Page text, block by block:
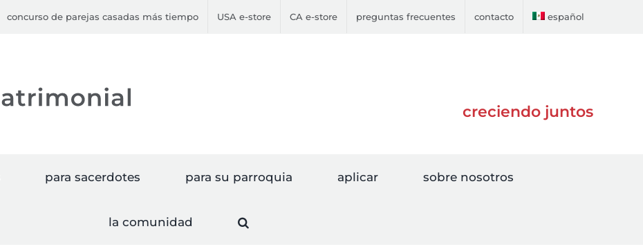
concurso de parejas casadas más tiempo USA e-store CA e-store preguntas frecuentes contacto español
creciendo juntos
para sacerdotes para su parroquia aplicar sobre nosotros
la comunidad